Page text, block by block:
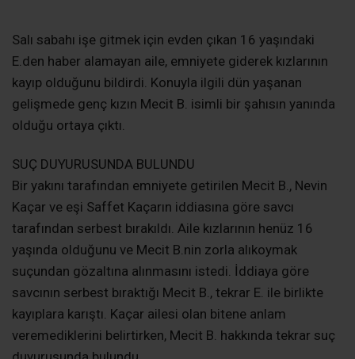
Salı sabahı işe gitmek için evden çıkan 16 yaşındaki
E.den haber alamayan aile, emniyete giderek kızlarının
kayıp olduğunu bildirdi. Konuyla ilgili dün yaşanan
gelişmede genç kızın Mecit B. isimli bir şahısın yanında
olduğu ortaya çıktı.